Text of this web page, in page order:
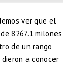
ver que el
8267.1 milones
de un rango
a conocer